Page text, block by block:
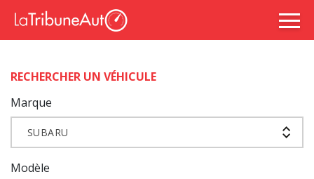
RECHERCHER UN VÉHICULE
Marque
SUBARU
Modèle